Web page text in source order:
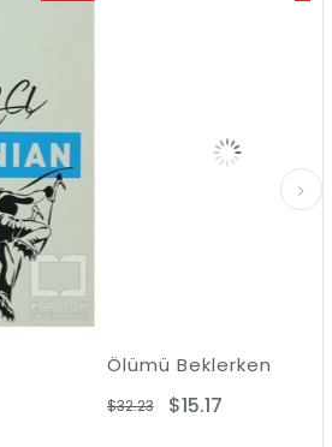
Ölümü Beklerken
$15.17
$32.23